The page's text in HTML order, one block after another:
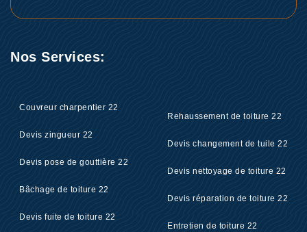
Nos Services:
Couvreur charpentier 22
Devis zingueur 22
Devis pose de gouttière 22
Bâchage de toiture 22
Devis fuite de toiture 22
Rehaussement de toiture 22
Devis changement de tuile 22
Devis nettoyage de toiture 22
Devis réparation de toiture 22
Entretien de toiture 22